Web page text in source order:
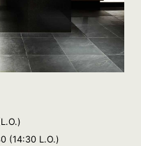
(14:30 L.O.)